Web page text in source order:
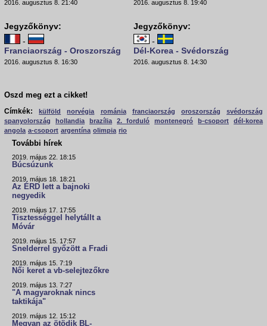
2016. augusztus 8. 21:40 2016. augusztus 8. 19:40
Jegyzőkönyv:
-
Franciaország - Oroszország
2016. augusztus 8. 16:30
Jegyzőkönyv:
-
Dél-Korea - Svédország
2016. augusztus 8. 14:30
Oszd meg ezt a cikket!
Címkék:
külföld norvégia románia franciaország oroszország
svédország
spanyolország
hollandia brazília 2. forduló montenegró b-csoport
dél-korea
angola a-csoport argentína olimpia rio
További hírek
2019. május 22. 18:15
Búcsúzunk
2019. május 18. 18:21
Az ÉRD lett a bajnoki
negyedik
2019. május 17. 17:55
Tisztességgel helytállt a
Móvár
2019. május 15. 17:57
Snelderrel győzött a Fradi
2019. május 15. 7:19
Női keret a vb-selejtezőkre
2019. május 13. 7:27
"A magyaroknak nincs
taktikája"
2019. május 12. 15:12
Megvan az ötödik BL-